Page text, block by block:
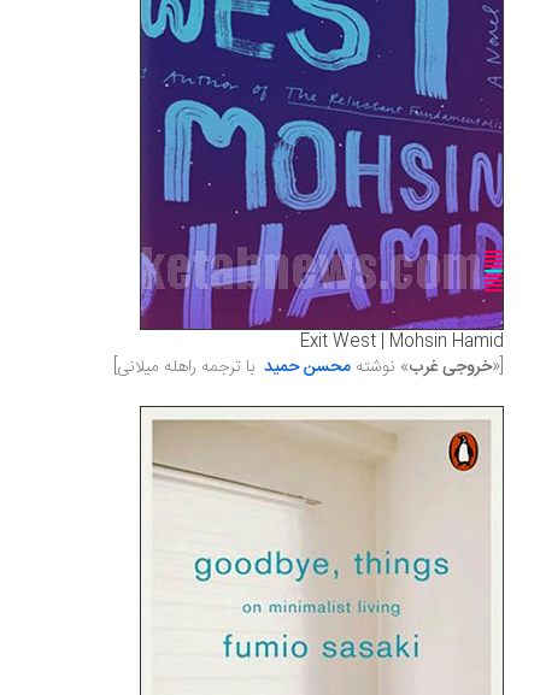
Exit West | Mohsin Hamid
[«خروجی غرب» نوشته محسن حمید با ترجمه راهله میلانی]